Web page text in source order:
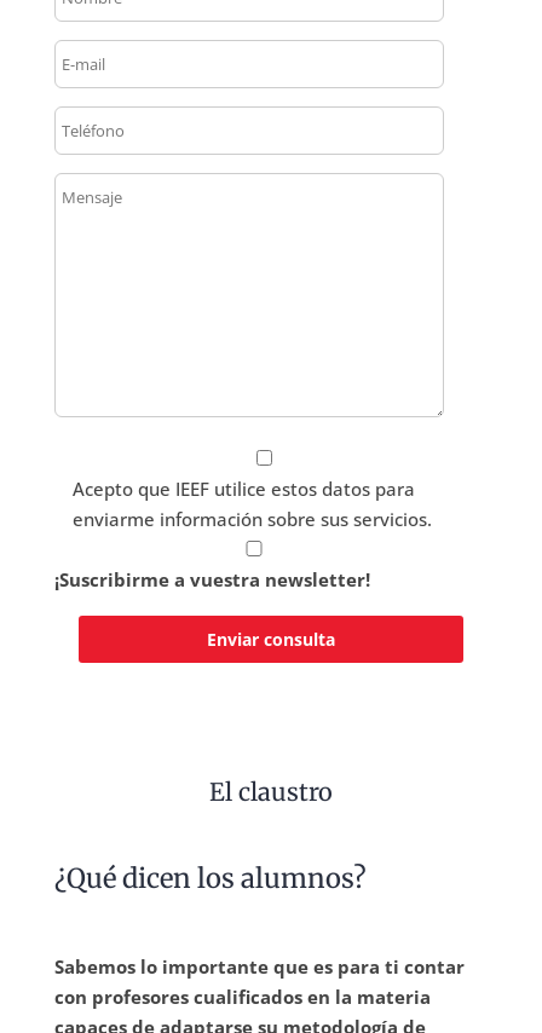
Acepto que IEEF utilice estos datos para
enviarme información sobre sus servicios.
¡Suscribirme a vuestra newsletter!
El claustro
¿Qué dicen los alumnos?
Sabemos lo importante que es para ti contar
con profesores cualificados en la materia
capaces de adaptarse su metodología de